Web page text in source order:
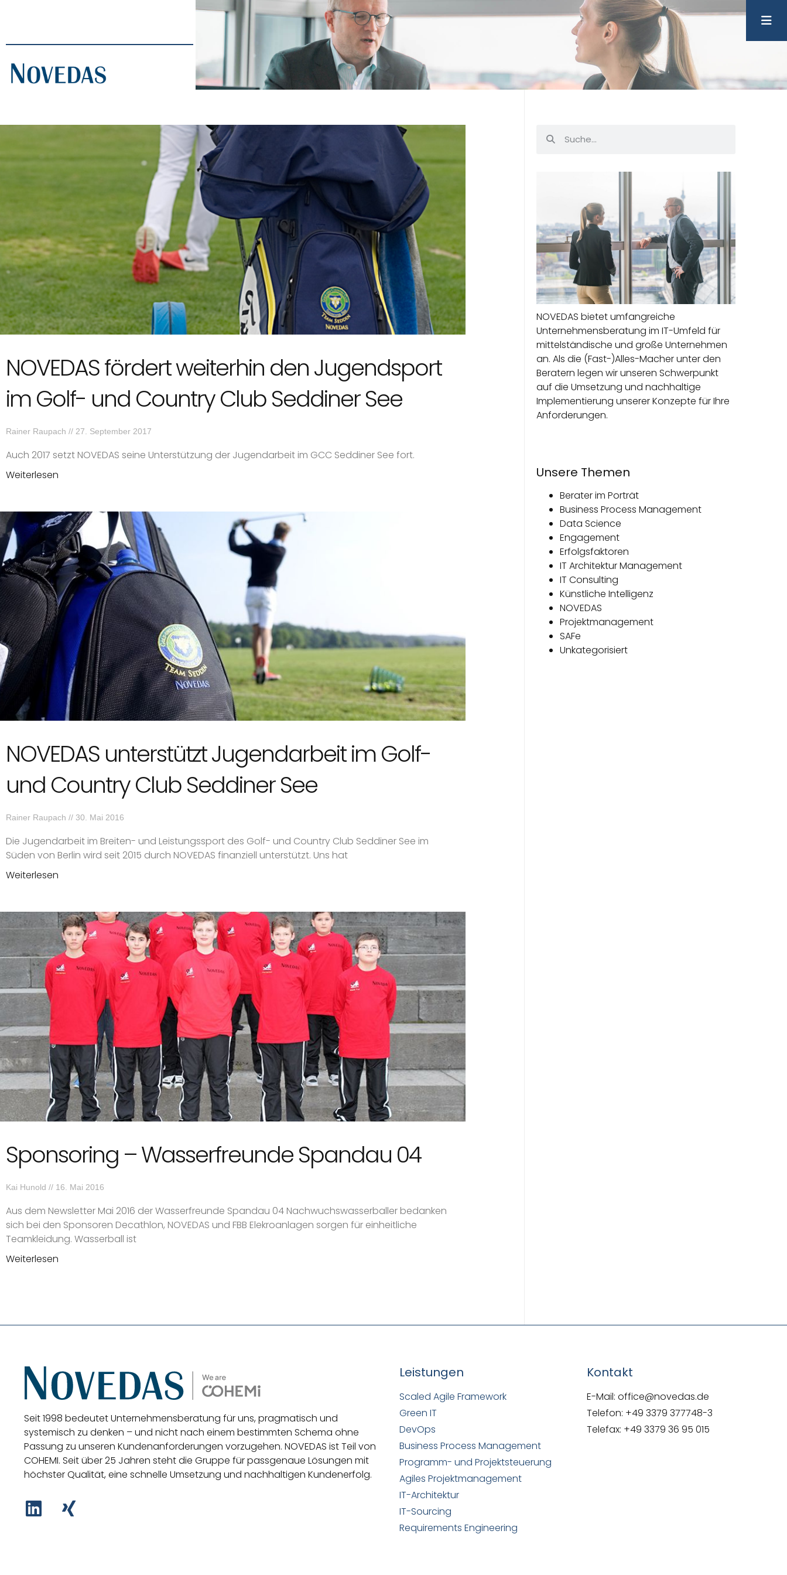
NOVEDAS fördert weiterhin den Jugendsport
im Golf- und Country Club Seddiner See
Rainer Raupach 27. September 2017
Auch 2017 setzt NOVEDAS seine Unterstützung der Jugendarbeit im GCC Seddiner See fort.
Weiterlesen
NOVEDAS unterstützt Jugendarbeit im Golf-
und Country Club Seddiner See
Rainer Raupach 30. Mai 2016
Die Jugendarbeit im Breiten- und Leistungssport des Golf- und Country Club Seddiner See im
Süden von Berlin wird seit 2015 durch NOVEDAS finanziell unterstützt. Uns hat
Weiterlesen
Sponsoring – Wasserfreunde Spandau 04
Kai Hunold 16. Mai 2016
Aus dem Newsletter Mai 2016 der Wasserfreunde Spandau 04 Nachwuchswasserballer bedanken
sich bei den Sponsoren Decathlon, NOVEDAS und FBB Elekroanlagen sorgen für einheitliche
Teamkleidung. Wasserball ist
Weiterlesen
NOVEDAS bietet umfangreiche
Unternehmensberatung im IT-Umfeld für
mittelständische und große Unternehmen
an. Als die (Fast-)Alles-Macher unter den
Beratern legen wir unseren Schwerpunkt
auf die Umsetzung und nachhaltige
Implementierung unserer Konzepte für Ihre
Anforderungen.
Unsere Themen
Berater im Porträt
Business Process Management
Data Science
Engagement
Erfolgsfaktoren
IT Architektur Management
IT Consulting
Künstliche Intelligenz
NOVEDAS
Projektmanagement
SAFe
Unkategorisiert
Seit 1998 bedeutet Unternehmensberatung für uns, pragmatisch und
systemisch zu denken – und nicht nach einem bestimmten Schema ohne
Passung zu unseren Kundenanforderungen vorzugehen. NOVEDAS ist Teil von
COHEMI. Seit über 25 Jahren steht die Gruppe für passgenaue Lösungen mit
höchster Qualität, eine schnelle Umsetzung und nachhaltigen Kundenerfolg.
Leistungen
Scaled Agile Framework
Green IT
DevOps
Business Process Management
Programm- und Projektsteuerung
Agiles Projektmanagement
IT-Architektur
IT-Sourcing
Requirements Engineering
Kontakt
E-Mail: office@novedas.de
Telefon: +49 3379 377748-3
Telefax: +49 3379 36 95 015